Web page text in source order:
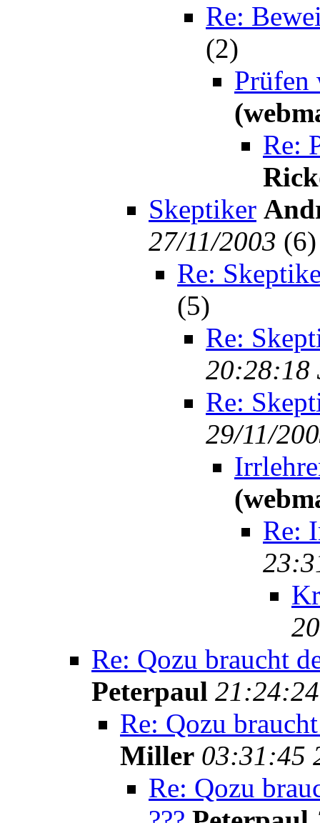
Re:
(2)
Prüfen
Re:
Skeptiker
27/11/2003 (6)
Re:
(5)
Re:
20:28:18
Re:
29/11/
Re:
Re: Qozu braucht
Peterpaul
Re: Qozu
Miller 03:31:45
Re: Qozu